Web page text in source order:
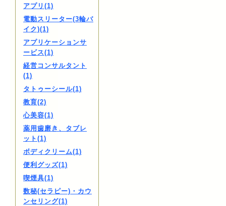
アプリ(1)
電動スリーター(3輪バ
イク)(1)
アプリケーションサ
ービス(1)
経営コンサルタント
(1)
タトゥーシール(1)
教育(2)
心美容(1)
薬用歯磨き、タブレ
ット(1)
ボディクリーム(1)
便利グッズ(1)
喫煙具(1)
数秘(セラピー)・カウ
ンセリング(1)